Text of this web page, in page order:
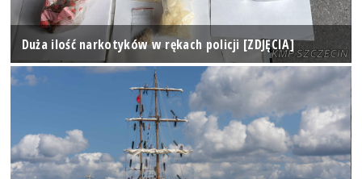
Duża ilość narkotyków w rękach policji [ZDJĘCIA]